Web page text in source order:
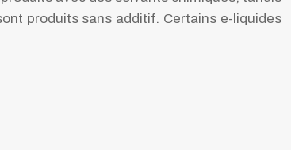
produits sans additif. Certains e-liquides